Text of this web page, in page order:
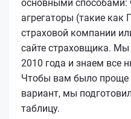
основными способами:
агрегаторы (такие как
страховой компании
сайте страховщика.
2010 года и знаем все
Чтобы вам было
вариант, мы
таблицу.